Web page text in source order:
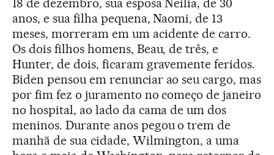
18 de dezembro, sua esposa Neilia, de 30
anos, e sua filha pequena, Naomi, de 13
meses, morreram em um acidente de carro.
Os dois filhos homens, Beau, de três, e
Hunter, de dois, ficaram gravemente feridos.
Biden pensou em renunciar ao seu cargo, mas
por fim fez o juramento no começo de janeiro
no hospital, ao lado da cama de um dos
meninos. Durante anos pegou o trem de
manhã de sua cidade, Wilmington, a uma